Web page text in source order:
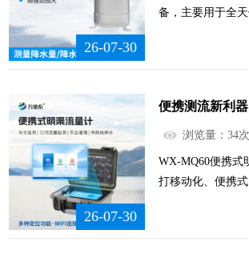
26-07-30
备，主要用于全
作，无需人工干
雨量数据，为区
26-07-30
便携测流新利
浏览量：34次
WX-MQ60便携式
打移动化、便携
位、瞬时流量与